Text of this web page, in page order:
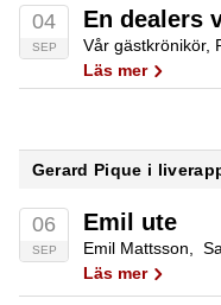
04
SEP
En dealers
Läs mer
Gerard Pique i
06
SEP
Emil ute
Läs mer